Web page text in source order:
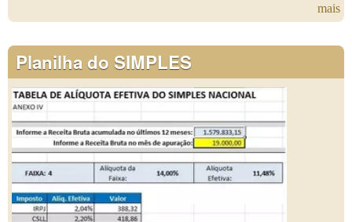
mais
Planilha do SIMPLES